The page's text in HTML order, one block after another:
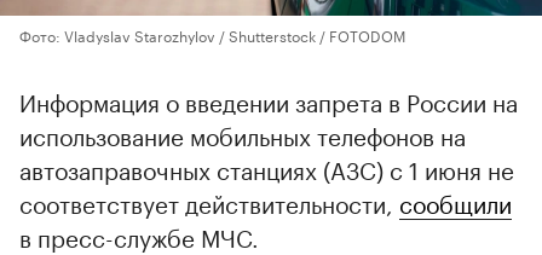
Фото: Vladyslav Starozhylov / Shutterstock / FOTODOM
Информация о введении запрета в России на
использование мобильных телефонов на
автозаправочных станциях (АЗС) с 1 июня не
соответствует действительности, сообщили
в пресс-службе МЧС.